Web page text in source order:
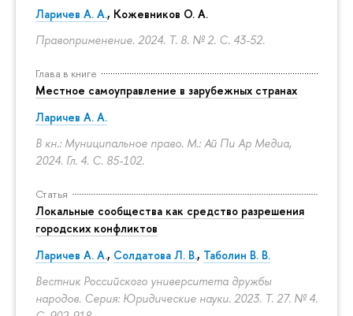
Ларичев А. А., Кожевников О. А.
Правоприменение. 2024. Т. 8. № 2. С. 43-52.
Глава в книге
Местное самоуправление в зарубежных странах
Ларичев А. А.
В кн.: Муниципальное право. М.: Ай Пи Ар Медиа,
2024. Гл. 4. С. 85-102.
Статья
Локальные сообщества как средство разрешения
городских конфликтов
Ларичев А. А., Солдатова Л. В., Таболин В. В.
Вестник Российского университета дружбы
народов. Серия: Юридические науки. 2023. Т. 27. № 4.